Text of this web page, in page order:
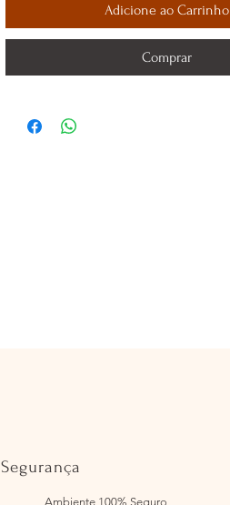
Adicione ao Carrinho
Comprar
Segurança
Ambiente 100% Seguro